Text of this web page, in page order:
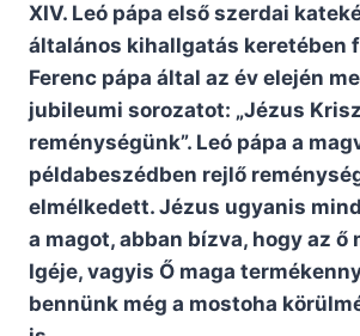
XIV. Leó pápa első szerdai
általános kihallgatás keretében
Ferenc pápa által az év elején
jubileumi sorozatot: „Jézus
reménységünk”. Leó pápa a
példabeszédben rejlő
elmélkedett. Jézus ugyanis
a magot, abban bízva, hogy az ő
Igéje, vagyis Ő maga
bennünk még a mostoha